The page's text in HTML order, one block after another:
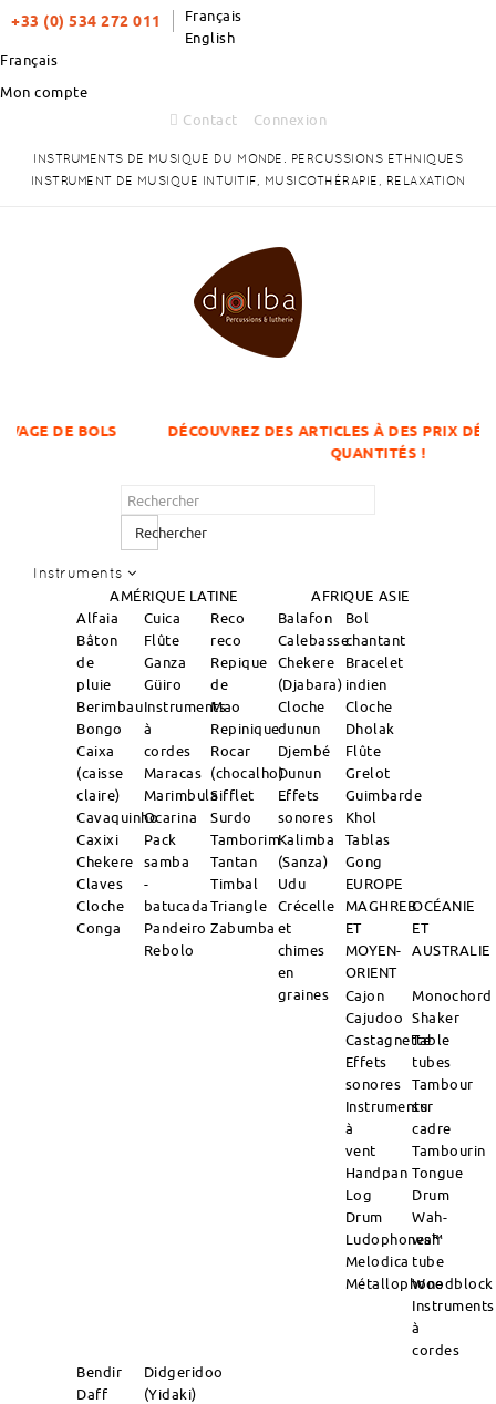
+33 (0) 534 272 011
Français
English
Français
Mon compte
Contact
Connexion
INSTRUMENTS DE MUSIQUE DU MONDE. PERCUSSIONS ETHNIQUES
INSTRUMENT DE MUSIQUE INTUITIF, MUSICOTHÉRAPIE, RELAXATION
BOLS
DÉCOUVREZ DES ARTICLES À DES PRIX DÉGRESSIFS
QUANTITÉS !
Rechercher
Instruments
AMÉRIQUE LATINE AFRIQUE ASIE
Alfaia
Bâton
de
pluie
Berimbau
Bongo
Caixa
(caisse
claire)
Cavaquinho
Caxixi
Chekere
Claves
Cloche
Conga
Cuica
Flûte
Ganza
Güiro
Instruments
à
cordes
Maracas
Marimbula
Ocarina
Pack
samba
-
batucada
Pandeiro
Rebolo
Reco
reco
Repique
de
Mao
Repinique
Rocar
(chocalho)
Sifflet
Surdo
Tamborim
Tantan
Timbal
Triangle
Zabumba
Balafon
Calebasse
Chekere
(Djabara)
Cloche
dunun
Djembé
Dunun
Effets
sonores
Kalimba
(Sanza)
Udu
Crécelle
et
chimes
en
graines
Bol
chantant
Bracelet
indien
Cloche
Dholak
Flûte
Grelot
Guimbarde
Khol
Tablas
Gong
EUROPE
MAGHREB
ET
MOYEN-
ORIENT
OCÉANIE
ET
AUSTRALIE
Cajon
Cajudoo
Castagnette
Effets
sonores
Instruments
à
vent
Handpan
Log
Drum
Ludophones™
Melodica
Métallophone
Monochord
Shaker
Table
tubes
Tambour
sur
cadre
Tambourin
Tongue
Drum
Wah-
wah
tube
Woodblock
Instruments
à
cordes
Bendir
Daff
Didgeridoo
(Yidaki)